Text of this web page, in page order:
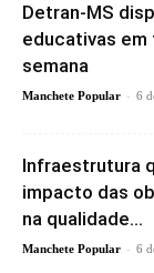
Detran-MS
educativas
semana
Manchete Popular - 6
Infraestrutura
impacto das
na qualidade...
Manchete Popular - 6